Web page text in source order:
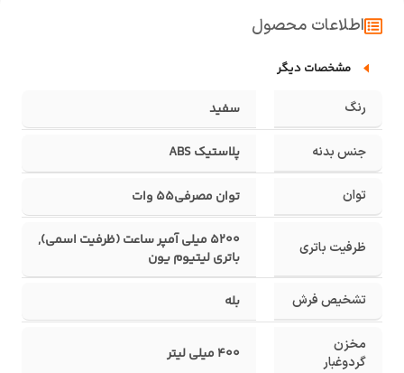
اطلاعات محصول
مشخصات دیگر
رنگ سفید
جنس بدنه پلاستیک ABS
توان توان مصرفی55 وات
ظرفیت باتری
5200 میلی ‌آمپر ساعت (ظرفیت اسمی),
باتری لیتیوم یون
تشخیص فرش بله
مخزن
گردوغبار
400 میلی لیتر